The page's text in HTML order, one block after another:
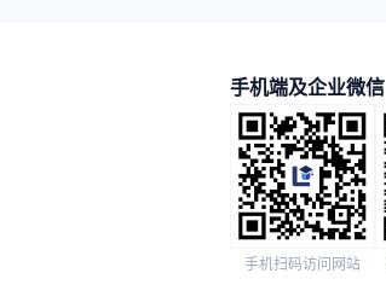
手机端及企业微信
手机扫码访问网站